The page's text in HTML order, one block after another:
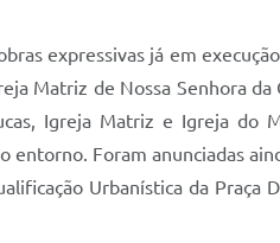
expressivas já em
Matriz de Nossa Senhora
Igreja Matriz e Igreja do
Foram anunciadas
Urbanística da Praça